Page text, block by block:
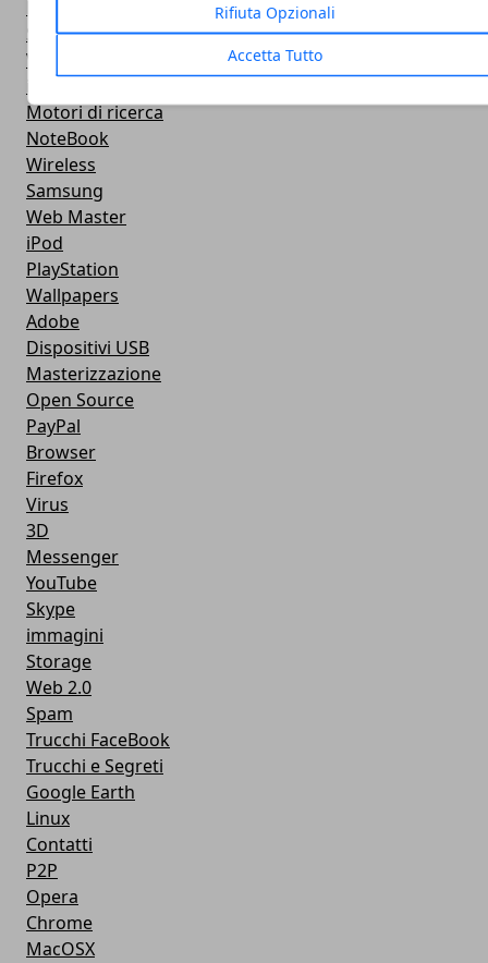
Rifiuta Opzionali
Accetta Tutto
Sistemi Operativi
Video Tutorial
Motori di ricerca
NoteBook
Wireless
Samsung
Web Master
iPod
PlayStation
Wallpapers
Adobe
Dispositivi USB
Masterizzazione
Open Source
PayPal
Browser
Firefox
Virus
3D
Messenger
YouTube
Skype
immagini
Storage
Web 2.0
Spam
Trucchi FaceBook
Trucchi e Segreti
Google Earth
Linux
Contatti
P2P
Opera
Chrome
MacOSX